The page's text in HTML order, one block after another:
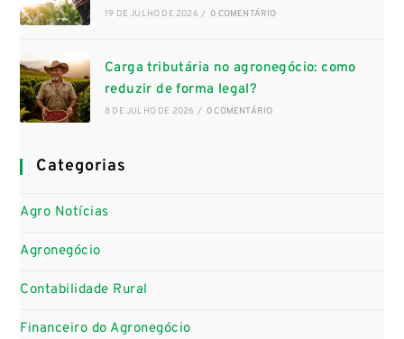
19 DE JULHO DE 2026 / 0 COMENTÁRIO
Carga tributária no agronegócio: como
reduzir de forma legal?
8 DE JULHO DE 2026 / 0 COMENTÁRIO
Categorias
Agro Notícias
Agronegócio
Contabilidade Rural
Financeiro do Agronegócio